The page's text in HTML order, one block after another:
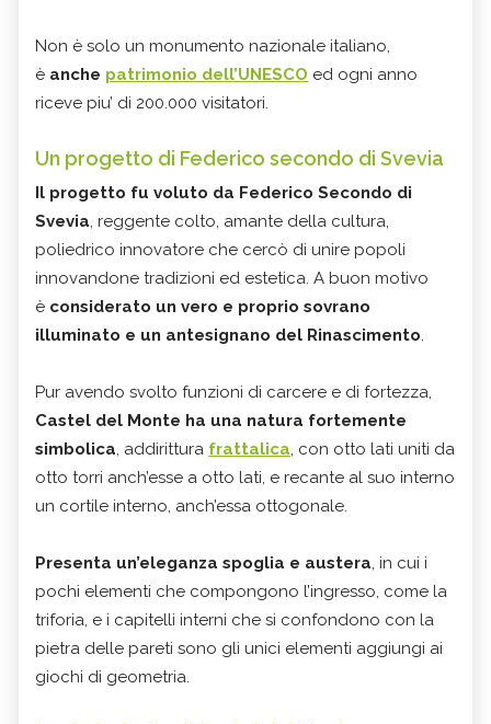
Non è solo un monumento nazionale italiano,
è anche patrimonio dell’UNESCO ed ogni anno
riceve piu’ di 200.000 visitatori.
Un progetto di Federico secondo di Svevia
Il progetto fu voluto da Federico Secondo di
Svevia, reggente colto, amante della cultura,
poliedrico innovatore che cercò di unire popoli
innovandone tradizioni ed estetica. A buon motivo
è considerato un vero e proprio sovrano
illuminato e un antesignano del Rinascimento.
Pur avendo svolto funzioni di carcere e di fortezza,
Castel del Monte ha una natura fortemente
simbolica, addirittura frattalica, con otto lati uniti da
otto torri anch’esse a otto lati, e recante al suo interno
un cortile interno, anch’essa ottogonale.
Presenta un’eleganza spoglia e austera, in cui i
pochi elementi che compongono l’ingresso, come la
triforia, e i capitelli interni che si confondono con la
pietra delle pareti sono gli unici elementi aggiungi ai
giochi di geometria.